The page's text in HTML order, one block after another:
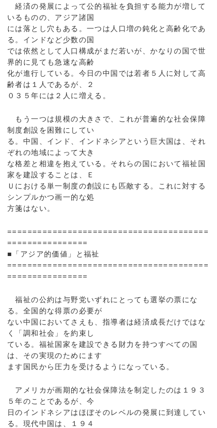
経済の発展によって公的福祉を負担する能力が増して
いるものの、アジア諸国
には落とし穴もある。一つは人口増の鈍化と高齢化であ
る。インドなど少数の国
では依然として人口構成がまだ若いが、かなりの国で世
界的に見ても急速な高齢
化が進行している。今日の中国では若者５人に対して高
齢者は１人であるが、２
０３５年には２人に増える。
もう一つは規模の大きさで、これが普遍的な社会保障
制度創設を困難にしてい
る。中国、インド、インドネシアという巨大国は、それ
ぞれの地域によって大き
な格差と相違を抱えている。それらの国において福祉国
家を建設することは、Ｅ
Ｕにおける単一制度の創設にも匹敵する。これに対する
シンプルかつ画一的な処
方箋はない。
========================================
================
■「アジア的価値」と福祉
========================================
================
福祉の公約は与野党いずれにとっても選挙の票にな
る。全国的な得票の必要が
ない中国においてさえも、指導者は経済成長だけではな
く「調和社会」を約束し
ている。福祉国家を建設できる財力を持つすべての国
は、その実現のためにます
ます国民から圧力を受けるようになっている。
アメリカが画期的な社会保障法を制定したのは１９３
５年のことであるが、今
日のインドネシアはほぼそのレベルの発展に到達してい
る。現代中国は、１９４